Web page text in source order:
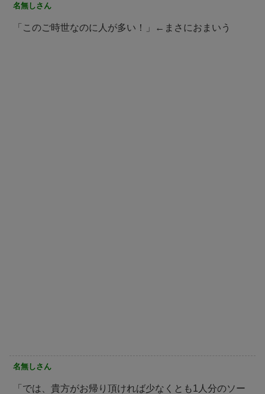
名無しさん
「このご時世なのに人が多い！」←まさにおまいう
名無しさん
「では、貴方がお帰り頂ければ少なくとも1人分のソー